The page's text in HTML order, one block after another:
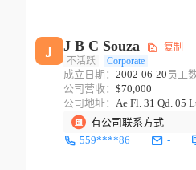
J J B C Souza
复制
不活跃
Corporate
成立日期： 2002-06-20 员工
公司营收： $70,000
公司地址： Ae Fl. 31 Qd. 05
有公司联系方式
559****86
-